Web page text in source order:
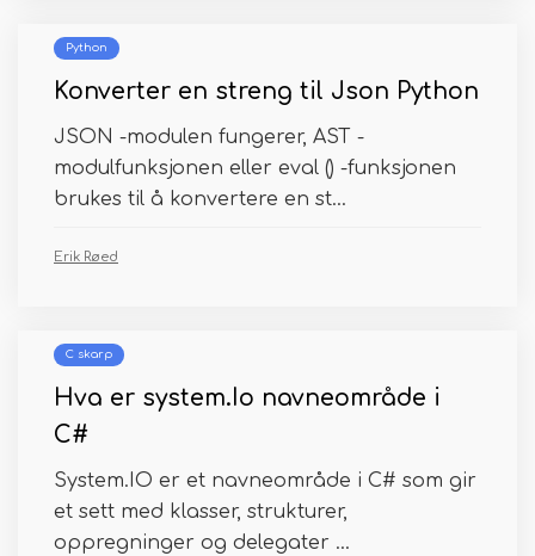
Python
Konverter en streng til Json Python
JSON -modulen fungerer, AST -
modulfunksjonen eller eval () -funksjonen
brukes til å konvertere en st...
Erik Røed
C skarp
Hva er system.Io navneområde i
C#
System.IO er et navneområde i C# som gir
et sett med klasser, strukturer,
oppregninger og delegater ...